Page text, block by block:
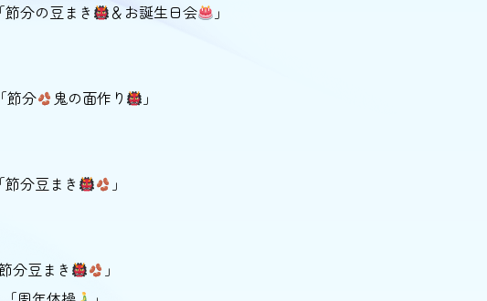
分の豆まき
＆お誕生日会 」
分
鬼の面作り 」
分豆まき
」
豆まき
」